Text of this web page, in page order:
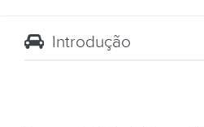
Introdução